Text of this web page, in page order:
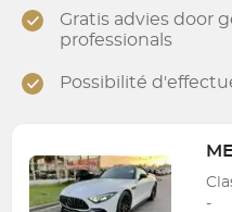
Gratis advies door
professionals
Possibilité
-